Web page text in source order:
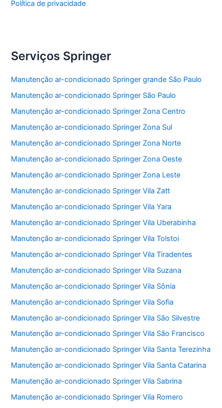
Política de privacidade
Serviços Springer
Manutenção ar-condicionado Springer grande São Paulo
Manutenção ar-condicionado Springer São Paulo
Manutenção ar-condicionado Springer Zona Centro
Manutenção ar-condicionado Springer Zona Sul
Manutenção ar-condicionado Springer Zona Norte
Manutenção ar-condicionado Springer Zona Oeste
Manutenção ar-condicionado Springer Zona Leste
Manutenção ar-condicionado Springer Vila Zatt
Manutenção ar-condicionado Springer Vila Yara
Manutenção ar-condicionado Springer Vila Uberabinha
Manutenção ar-condicionado Springer Vila Tolstoi
Manutenção ar-condicionado Springer Vila Tiradentes
Manutenção ar-condicionado Springer Vila Suzana
Manutenção ar-condicionado Springer Vila Sônia
Manutenção ar-condicionado Springer Vila Sofia
Manutenção ar-condicionado Springer Vila São Silvestre
Manutenção ar-condicionado Springer Vila São Francisco
Manutenção ar-condicionado Springer Vila Santa Terezinha
Manutenção ar-condicionado Springer Vila Santa Catarina
Manutenção ar-condicionado Springer Vila Sabrina
Manutenção ar-condicionado Springer Vila Romero